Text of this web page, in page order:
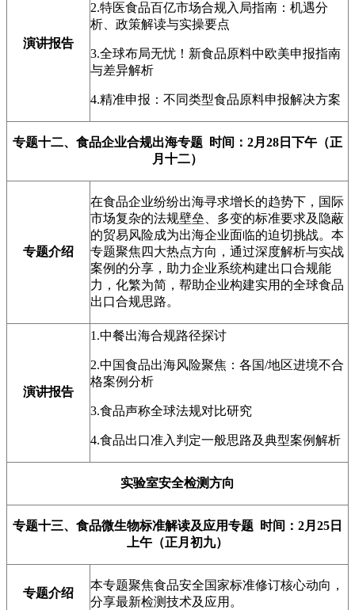
演讲报告
2.特医食品百亿市场合规入局指南：机遇分
析、政策解读与实操要点
3.全球布局无忧！新食品原料中欧美申报指南
与差异解析
4.精准申报：不同类型食品原料申报解决方案
专题十二、食品企业合规出海专题 时间：2月28日下午（正
月十二）
专题介绍
在食品企业纷纷出海寻求增长的趋势下，国际
市场复杂的法规壁垒、多变的标准要求及隐蔽
的贸易风险成为出海企业面临的迫切挑战。本
专题聚焦四大热点方向，通过深度解析与实战
案例的分享，助力企业系统构建出口合规能
力，化繁为简，帮助企业构建实用的全球食品
出口合规思路。
演讲报告
1.中餐出海合规路径探讨
2.中国食品出海风险聚焦：各国/地区进境不合
格案例分析
3.食品声称全球法规对比研究
4.食品出口准入判定一般思路及典型案例解析
实验室安全检测方向
专题十三、 食品微生物标准解读及应用专题 时间：2月25日
上午（正月初九）
专题介绍
本专题聚焦食品安全国家标准修订核心动向，
分享最新检测技术及应用。